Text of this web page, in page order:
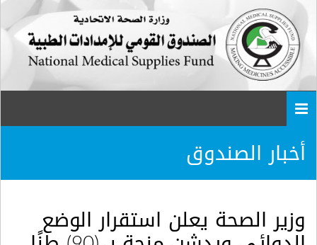
أخبار الصندوق
وزير الصحة يعلن استقرار الوضع